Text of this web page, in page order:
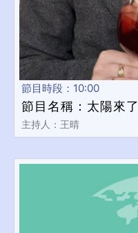
節目時段：10:00
節目名稱：太陽來了
主持人：王晴